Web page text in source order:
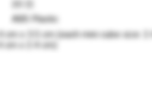
ABS Plastic
cm x 3.5 cm (each mini cube size: 2.4
cm x 2.4 cm)